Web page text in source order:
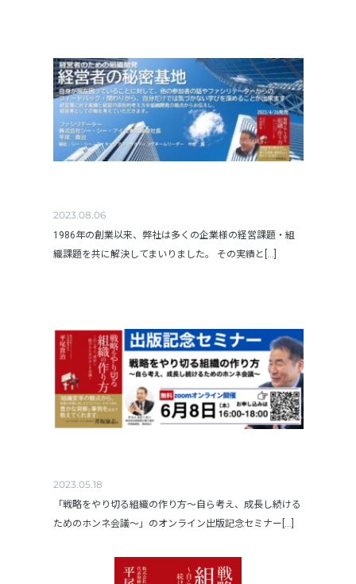
2023.08.06
1986年の創業以来、弊社は多くの企業様の経営課題・組
織課題を共に解決してまいりました。 その実績と[...]
2023.05.18
「戦略をやり切る組織の作り方～自ら考え、成長し続ける
ためのホンネ会議～」のオンライン出版記念セミナー[...]